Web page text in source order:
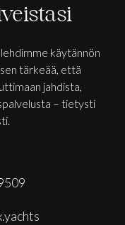
käytännön
tärkeää, että
jahdista,
– tietysti